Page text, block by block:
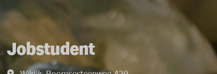
Jobstudent